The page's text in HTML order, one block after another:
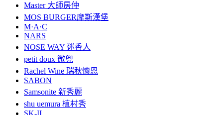
Master 大師房仲
MOS BURGER摩斯漢堡
M·A·C
NARS
NOSE WAY 迷香人
petit doux 微兜
Rachel Wine 瑞秋懷恩
SABON
Samsonite 新秀麗
shu uemura 植村秀
SK-II